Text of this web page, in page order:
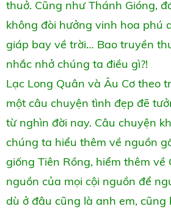
thuở. Cũng như Thánh Gióng,
không đòi hưởng vinh hoa phú
giáp bay về trời… Bao truyền
nhắc nhở chúng ta điều gì?!
Lạc Long Quân và Âu Cơ theo
một câu chuyện tình đẹp đẽ
từ nghìn đời nay. Câu chuyện
chúng ta hiểu thêm về nguồn
giống Tiên Rồng, hiểm thêm về
nguồn của mọi cội nguồn để
dù ở đâu cũng là anh em,